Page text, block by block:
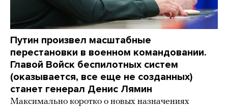
Путин произвел масштабные
перестановки в военном командовании.
Главой Войск беспилотных систем
(оказывается, все еще не созданных)
станет генерал Денис Лямин
Максимально коротко о новых назначениях